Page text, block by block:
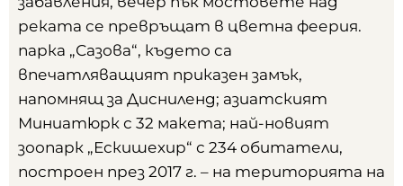
реката се превръщат в цветна феерия.
парка „Сазова“, където са
впечатляващият приказен замък,
напомнящ за Дисниленд; азиатският
Миниатюрк с 32 макета; най-новият
зоопарк „Ескишехир“ с 234 обитатели,
построен през 2017 г. – на територията на